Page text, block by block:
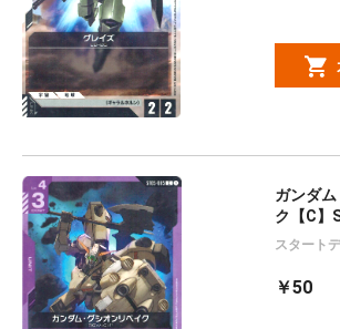
ガンダ
ク【C】
スタート
￥50